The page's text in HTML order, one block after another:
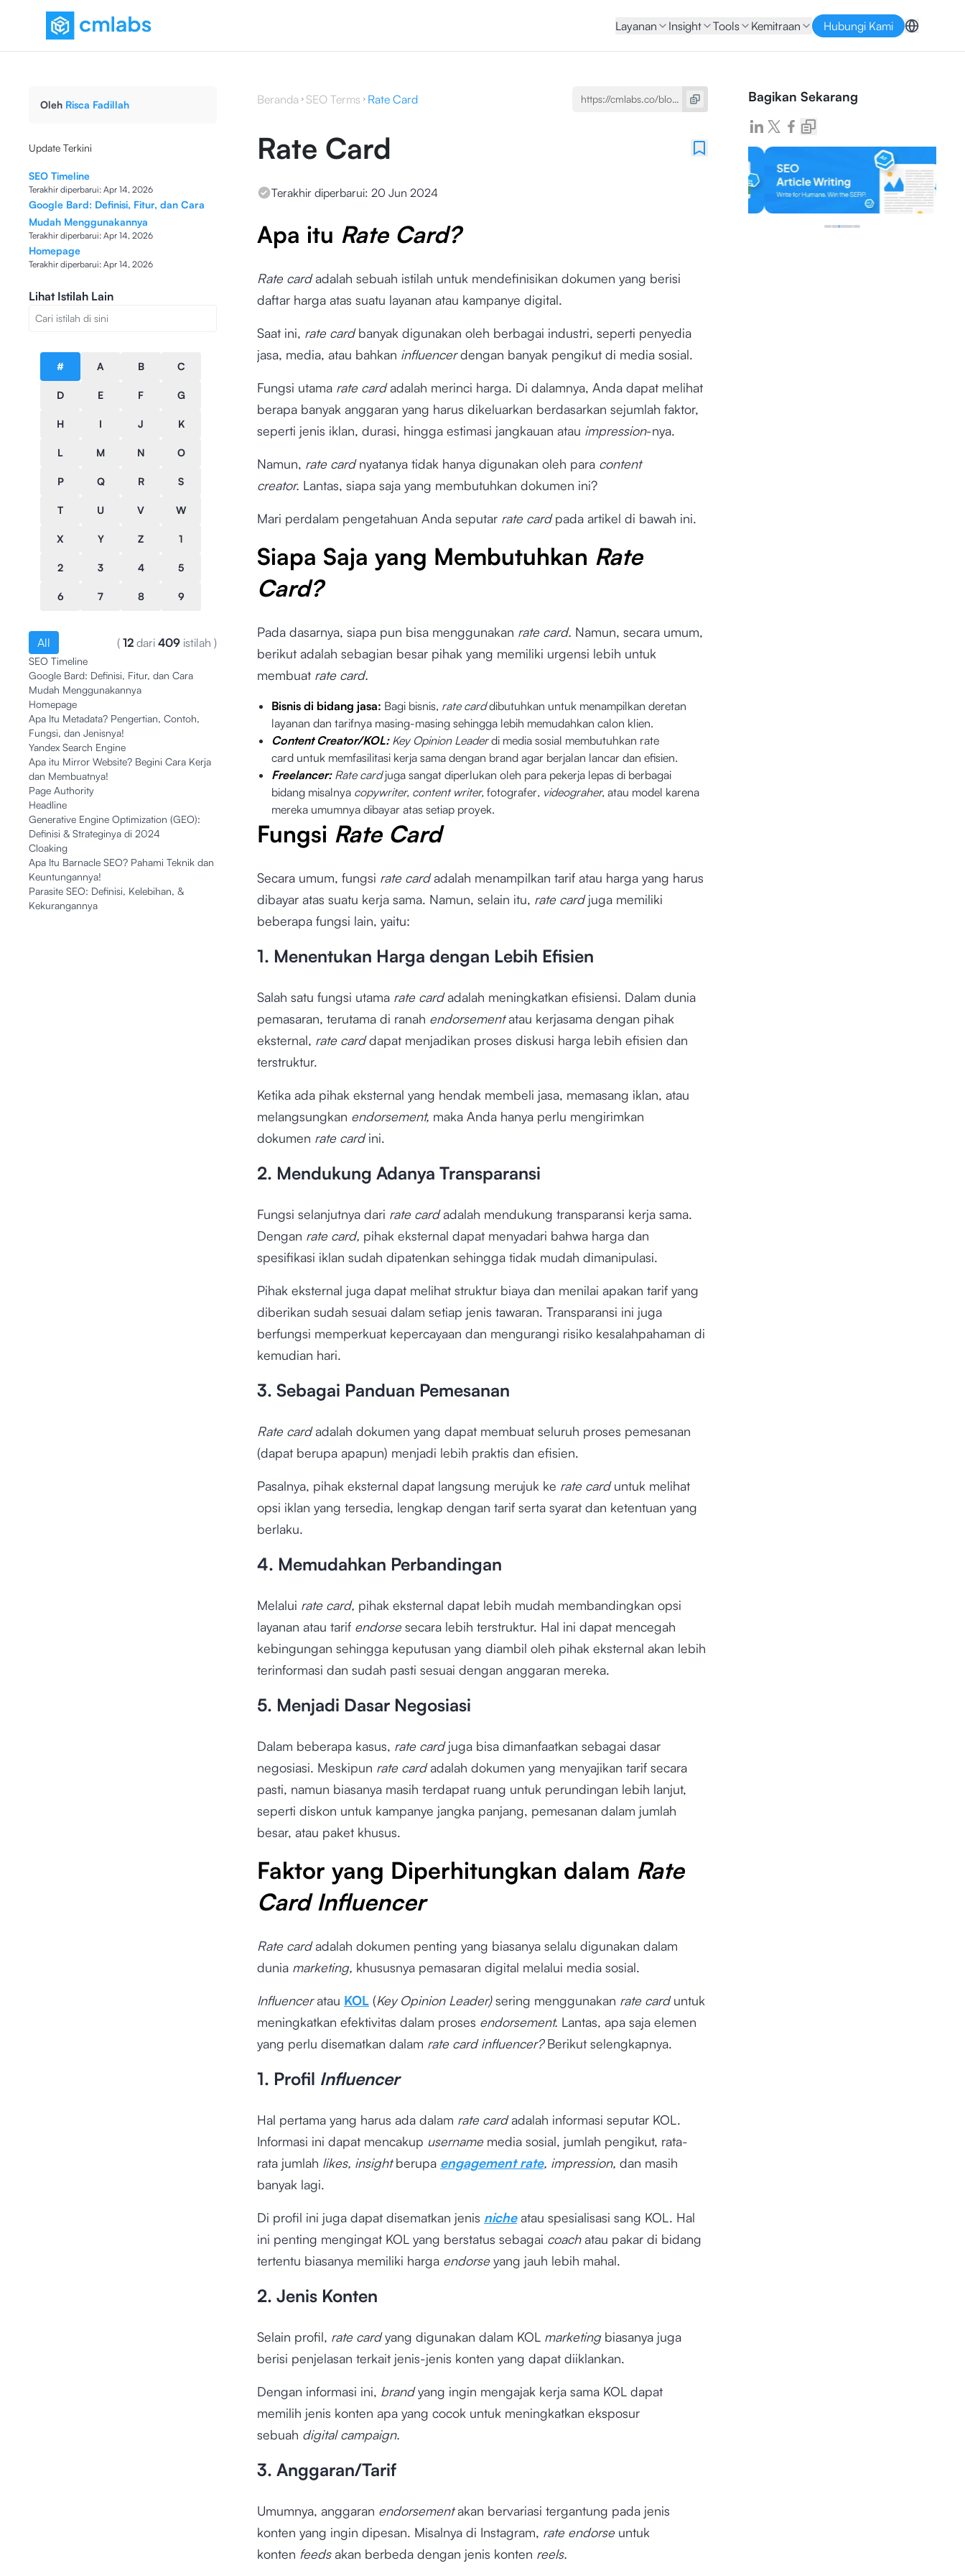
Layanan Insight Tools Kemitraan Hubungi Kami
Oleh Risca Fadillah
Update Terkini
SEO Timeline
Terakhir diperbarui: Apr 14, 2026
Google Bard: Definisi, Fitur, dan Cara
Mudah Menggunakannya
Terakhir diperbarui: Apr 14, 2026
Homepage
Terakhir diperbarui: Apr 14, 2026
Lihat Istilah Lain
# A B C
D E F G
H I J K
L M N O
P Q R S
T U V W
X Y Z 1
2 3 4 5
6 7 8 9
All ( 12 dari 409 istilah )
SEO Timeline
Google Bard: Definisi, Fitur, dan Cara
Mudah Menggunakannya
Homepage
Apa Itu Metadata? Pengertian, Contoh,
Fungsi, dan Jenisnya!
Yandex Search Engine
Apa itu Mirror Website? Begini Cara Kerja
dan Membuatnya!
Page Authority
Headline
Generative Engine Optimization (GEO):
Definisi & Strateginya di 2024
Cloaking
Apa Itu Barnacle SEO? Pahami Teknik dan
Keuntungannya!
Parasite SEO: Definisi, Kelebihan, &
Kekurangannya
Beranda SEO Terms Rate Card
Rate Card
Terakhir diperbarui: 20 Jun 2024
Apa itu Rate Card?
Rate cardadalah sebuah istilah untuk mendefinisikan dokumen yang berisi
daftar harga atas suatu layanan atau kampanye digital.
Saat ini, rate cardbanyak digunakan oleh berbagai industri, seperti penyedia
jasa, media, atau bahkan influencerdengan banyak pengikut di media sosial.
Fungsi utama rate cardadalah merinci harga. Di dalamnya, Anda dapat melihat
berapa banyak anggaran yang harus dikeluarkan berdasarkan sejumlah faktor,
seperti jenis iklan, durasi, hingga estimasi jangkauan atau impression-nya.
Namun, rate cardnyatanya tidak hanya digunakan oleh para content
creator. Lantas, siapa saja yang membutuhkan dokumen ini?
Mari perdalam pengetahuan Anda seputar rate cardpada artikel di bawah ini.
Siapa Saja yang Membutuhkan Rate
Card?
Pada dasarnya, siapa pun bisa menggunakan rate card. Namun, secara umum,
berikut adalah sebagian besar pihak yang memiliki urgensi lebih untuk
membuat rate card.
Bisnis di bidang jasa: Bagi bisnis, rate carddibutuhkan untuk menampilkan deretan
layanan dan tarifnya masing-masing sehingga lebih memudahkan calon klien.
Content Creator/KOL: Key Opinion Leaderdi media sosial membutuhkan rate
card untuk memfasilitasi kerja sama dengan brand agar berjalan lancar dan efisien.
Freelancer: Rate cardjuga sangat diperlukan oleh para pekerja lepas di berbagai
bidang misalnya copywriter, content writer, fotografer, videograher,atau model karena
mereka umumnya dibayar atas setiap proyek.
Fungsi Rate Card
Secara umum, fungsi rate cardadalah menampilkan tarif atau harga yang harus
dibayar atas suatu kerja sama. Namun, selain itu, rate cardjuga memiliki
beberapa fungsi lain, yaitu:
1. Menentukan Harga dengan Lebih Efisien
Salah satu fungsi utama rate cardadalah meningkatkan efisiensi. Dalam dunia
pemasaran, terutama di ranah endorsementatau kerjasama dengan pihak
eksternal, rate carddapat menjadikan proses diskusi harga lebih efisien dan
terstruktur.
Ketika ada pihak eksternal yang hendak membeli jasa, memasang iklan, atau
melangsungkan endorsement, maka Anda hanya perlu mengirimkan
dokumen rate cardini.
2. Mendukung Adanya Transparansi
Fungsi selanjutnya dari rate cardadalah mendukung transparansi kerja sama.
Dengan rate card, pihak eksternal dapat menyadari bahwa harga dan
spesifikasi iklan sudah dipatenkan sehingga tidak mudah dimanipulasi.
Pihak eksternal juga dapat melihat struktur biaya dan menilai apakan tarif yang
diberikan sudah sesuai dalam setiap jenis tawaran. Transparansi ini juga
berfungsi memperkuat kepercayaan dan mengurangi risiko kesalahpahaman di
kemudian hari.
3. Sebagai Panduan Pemesanan
Rate cardadalah dokumen yang dapat membuat seluruh proses pemesanan
(dapat berupa apapun) menjadi lebih praktis dan efisien.
Pasalnya, pihak eksternal dapat langsung merujuk ke rate carduntuk melihat
opsi iklan yang tersedia, lengkap dengan tarif serta syarat dan ketentuan yang
berlaku.
4. Memudahkan Perbandingan
Melalui rate card, pihak eksternal dapat lebih mudah membandingkan opsi
layanan atau tarif endorse secara lebih terstruktur. Hal ini dapat mencegah
kebingungan sehingga keputusan yang diambil oleh pihak eksternal akan lebih
terinformasi dan sudah pasti sesuai dengan anggaran mereka.
5. Menjadi Dasar Negosiasi
Dalam beberapa kasus, rate cardjuga bisa dimanfaatkan sebagai dasar
negosiasi. Meskipun rate cardadalah dokumen yang menyajikan tarif secara
pasti, namun biasanya masih terdapat ruang untuk perundingan lebih lanjut,
seperti diskon untuk kampanye jangka panjang, pemesanan dalam jumlah
besar, atau paket khusus.
Faktor yang Diperhitungkan dalam Rate
Card Influencer
Rate cardadalah dokumen penting yang biasanya selalu digunakan dalam
dunia marketing, khususnya pemasaran digital melalui media sosial.
Influenceratau KOL(Key Opinion Leader)sering menggunakan rate carduntuk
meningkatkan efektivitas dalam proses endorsement. Lantas, apa saja elemen
yang perlu disematkan dalam rate card influencer?Berikut selengkapnya.
1. Profil Influencer
Hal pertama yang harus ada dalam rate cardadalah informasi seputar KOL.
Informasi ini dapat mencakup username media sosial, jumlah pengikut, rata-
rata jumlah likes, insightberupa engagement rate, impression, dan masih
banyak lagi.
Di profil ini juga dapat disematkan jenis nicheatau spesialisasi sang KOL. Hal
ini penting mengingat KOL yang berstatus sebagai coach atau pakar di bidang
tertentu biasanya memiliki harga endorse yang jauh lebih mahal.
2. Jenis Konten
Selain profil, rate cardyang digunakan dalam KOL marketing biasanya juga
berisi penjelasan terkait jenis-jenis konten yang dapat diiklankan.
Dengan informasi ini, brandyang ingin mengajak kerja sama KOL dapat
memilih jenis konten apa yang cocok untuk meningkatkan eksposur
sebuah digital campaign.
3. Anggaran/Tarif
Umumnya, anggaran endorsementakan bervariasi tergantung pada jenis
konten yang ingin dipesan. Misalnya di Instagram, rate endorse untuk
konten feeds akan berbeda dengan jenis konten reels.
Bagikan Sekarang